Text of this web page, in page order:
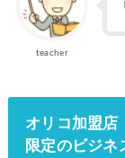
teacher
オリコ加盟店
限定のビジネ